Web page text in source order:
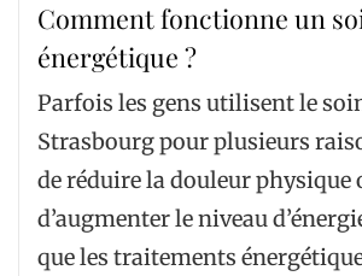
Comment fonctionne un
énergétique ?
Parfois les gens utilisent le
Strasbourg pour plusieurs
de réduire la douleur physique
d’augmenter le niveau
que les traitements